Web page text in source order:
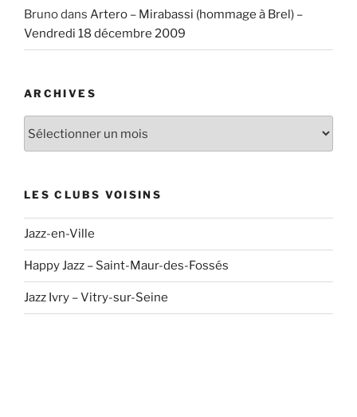
Brunodans Artero – Mirabassi (hommage à Brel) –
Vendredi 18 décembre 2009
ARCHIVES
LES CLUBS VOISINS
Jazz-en-Ville
Happy Jazz – Saint-Maur-des-Fossés
Jazz Ivry – Vitry-sur-Seine